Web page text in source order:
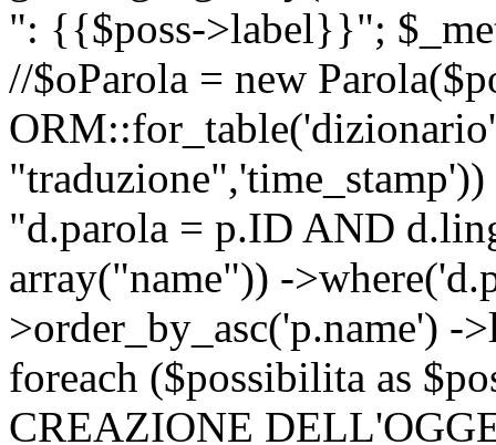
": {{$poss->label}}";
//$oParola = new
"d.parola = p.ID AND
array("name")) -
>order_by_asc('p.name')
foreach ($possibilita as
CREAZIONE